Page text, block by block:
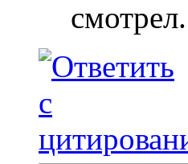
смотрел.